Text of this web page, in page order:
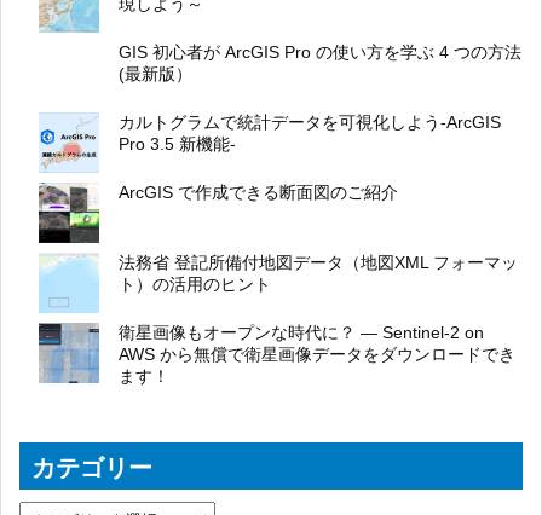
GIS 初心者が ArcGIS Pro の使い方を学ぶ 4 つの方法
(最新版）
カルトグラムで統計データを可視化しよう-ArcGIS
Pro 3.5 新機能-
ArcGIS で作成できる断面図のご紹介
法務省 登記所備付地図データ（地図XML フォーマッ
ト）の活用のヒント
衛星画像もオープンな時代に？ ― Sentinel-2 on
AWS から無償で衛星画像データをダウンロードでき
ます！
カテゴリー